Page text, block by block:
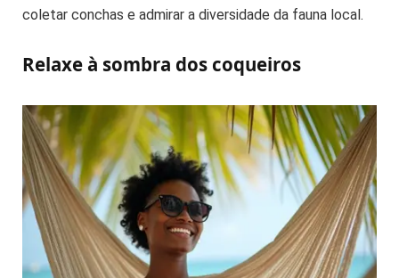
coletar conchas e admirar a diversidade da fauna local.
Relaxe à sombra dos coqueiros